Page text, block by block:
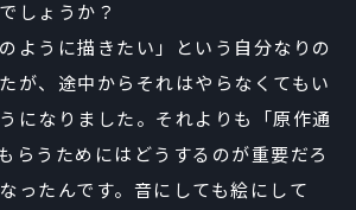
しょうか？
ように描きたい」という自分なりの
が、途中からそれはやらなくてもい
になりました。それよりも「原作通
らうためにはどうするのが重要だろ
ったんです。音にしても絵にして